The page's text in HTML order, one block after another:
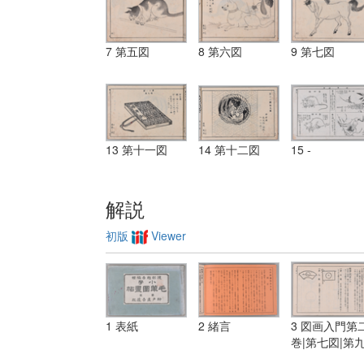
7 第五図 8 第六図 9 第七図
13 第十一図 14 第十二図 15 -
解説
初版 Viewer
1 表紙 2 緒言
3 図画入門第
巻|第七図|第